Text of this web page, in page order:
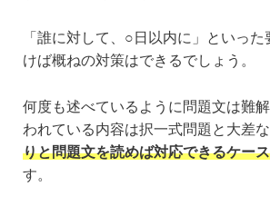
「誰に対して、○日以内に」といっ
けば概ねの対策はできるでしょう。
何度も述べているように問題文は難
われている内容は択一式問題と大差な
りと問題文を読めば対応できるケー
す。